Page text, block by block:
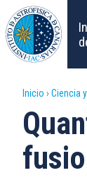
Pasar
al
contenido
principal
de
Inicio Ciencia